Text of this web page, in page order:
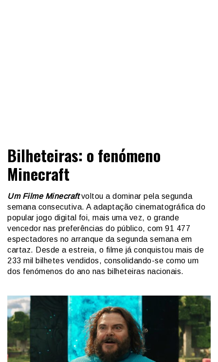
Central Comics
Bilheteiras: o fenómeno
Minecraft
Um Filme Minecraftvoltou a dominar pela segunda
semana consecutiva. A adaptação cinematográfica do
popular jogo digital foi, mais uma vez, o grande
vencedor nas preferências do público, com 91 477
espectadores no arranque da segunda semana em
cartaz. Desde a estreia, o filme já conquistou mais de
233 mil bilhetes vendidos, consolidando-se como um
dos fenómenos do ano nas bilheteiras nacionais.